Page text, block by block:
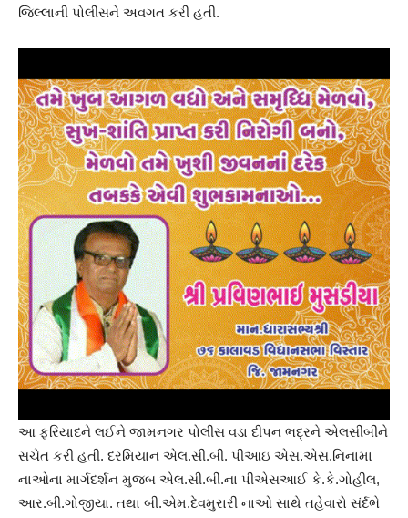
જિલ્લાની પોલીસને અવગત કરી હતી.
આ ફરિયાદને લઈને જામનગર પોલીસ વડા દીપન ભદ્રને એલસીબીને
સચેત કરી હતી. દરમિયાન એલ.સી.બી. પીઆઇ એસ.એસ.નિનામા
નાઓના માર્ગદર્શન મુજબ એલ.સી.બી.ના પીએસઆઈ કે.કે.ગોહીલ,
આર.બી.ગોજીયા. તથા બી.એમ.દેવમુરારી નાઓ સાથે તહેવારો સંર્દભે